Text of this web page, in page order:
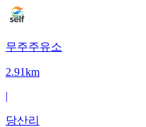
무주주유소
2.91km
|
당산리